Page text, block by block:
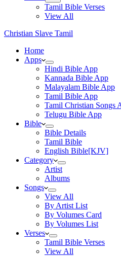
Tamil Bible Verses
View All
Christian Slave Tamil
Home
Apps
Hindi Bible App
Kannada Bible App
Malayalam Bible App
Tamil Bible App
Tamil Christian Songs
Telugu Bible App
Bible
Bible Details
Tamil Bible
English Bible[KJV]
Category
Artist
Albums
Songs
View All
By Artist List
By Volumes Card
By Volumes List
Verses
Tamil Bible Verses
View All